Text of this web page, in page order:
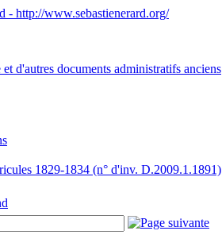
et d'autres documents administratifs anciens
1829-1834 (n° d'inv. D.2009.1.1891)